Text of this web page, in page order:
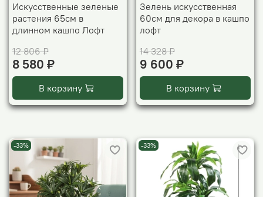
Искусственные зеленые
растения 65см в
длинном кашпо Лофт
12 806 ₽
8 580 ₽
В корзину
Зелень искусственная
60см для декора в кашпо
лофт
14 328 ₽
9 600 ₽
В корзину
-33% -33%